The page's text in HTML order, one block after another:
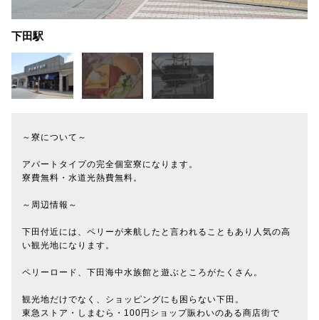
下田駅
～寮について～
アパートタイプの完全個室寮になります。
寮費無料・水道光熱費無料。
～周辺情報～
下田付近には、ペリーが来航したと言われることもあり人気の高
い観光地になります。
ペリーロード、下田海中水族館と遊ぶところがたくさん。
観光地だけでなく、ショッピングにも困らない下田。
東急ストア・しまむら・100円ショップ賑わいのある商店街で